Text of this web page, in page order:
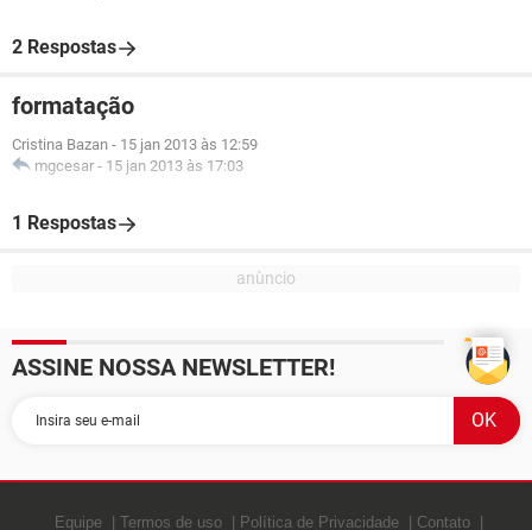
2 Respostas
formatação
Cristina Bazan - 15 jan 2013 às 12:59
mgcesar - 15 jan 2013 às 17:03
1 Respostas
ASSINE NOSSA NEWSLETTER!
Equipe Termos de uso Política de Privacidade Contato